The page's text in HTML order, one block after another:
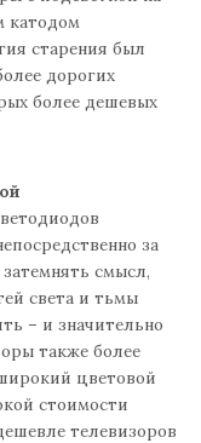
катодом
старения был
дорогих
более дешевых
за
смысл,
света и тьмы
– и значительно
также более
цветовой
стоимости
телевизоров